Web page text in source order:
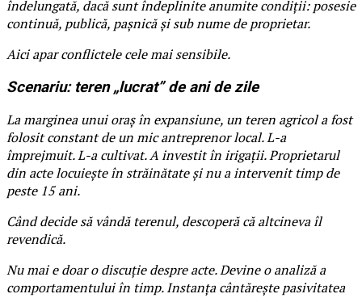
îndelungată, dacă sunt îndeplinite anumite condiții: posesie
continuă, publică, pașnică și sub nume de proprietar.
Aici apar conflictele cele mai sensibile.
Scenariu: teren „lucrat” de ani de zile
La marginea unui oraș în expansiune, un teren agricol a fost
folosit constant de un mic antreprenor local. L-a
împrejmuit. L-a cultivat. A investit în irigații. Proprietarul
din acte locuiește în străinătate și nu a intervenit timp de
peste 15 ani.
Când decide să vândă terenul, descoperă că altcineva îl
revendică.
Nu mai e doar o discuție despre acte. Devine o analiză a
comportamentului în timp. Instanța cântărește pasivitatea